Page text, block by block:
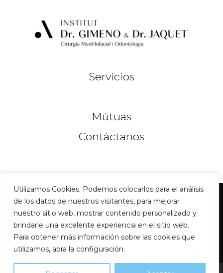
Utilizamos Cookies. Podemos colocarlos para el análisis
de los datos de nuestros visitantes, para mejorar
nuestro sitio web, mostrar contenido personalizado y
brindarle una excelente experiencia en el sitio web.
Para obtener más información sobre las cookies que
utilizamos, abra la configuración.
Servicios
Mútuas
Contáctanos
©2026Instituto del Dr Gimeno & Dr Jaquet
Cirugia Maxilofacial en Barcelona
Política de Privacidad
Política de Cookies